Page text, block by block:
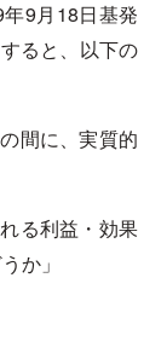
9月18日基発
ると、以下の
間に、実質的
る利益・効果
か」